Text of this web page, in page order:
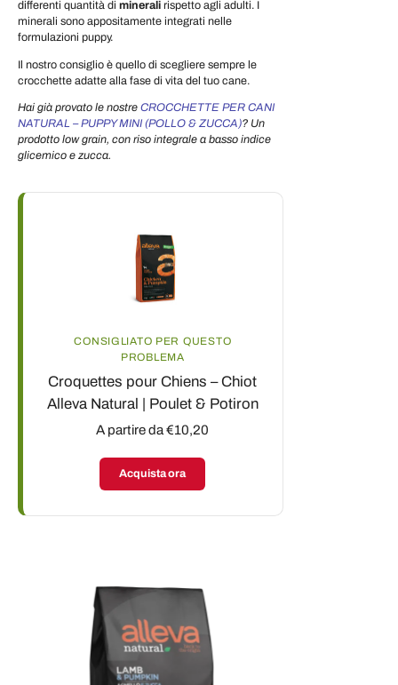
differenti quantità di minerali rispetto agli adulti. I
minerali sono appositamente integrati nelle
formulazioni puppy.
Il nostro consiglio è quello di scegliere sempre le
crocchette adatte alla fase di vita del tuo cane.
Hai già provato le nostre CROCCHETTE PER CANI
NATURAL – PUPPY MINI (POLLO & ZUCCA)? Un
prodotto low grain, con riso integrale a basso indice
glicemico e zucca.
CONSIGLIATO PER QUESTO
PROBLEMA
Croquettes pour Chiens – Chiot
Alleva Natural | Poulet & Potiron
A partire da €10,20
Acquista ora